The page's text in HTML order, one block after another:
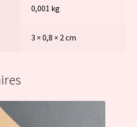
0,001 kg
3 × 0,8 × 2 cm